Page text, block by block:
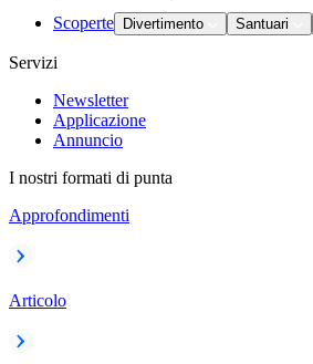
Scoperte Divertimento Santuari
Servizi
Newsletter
Applicazione
Annuncio
I nostri formati di punta
Approfondimenti
Articolo